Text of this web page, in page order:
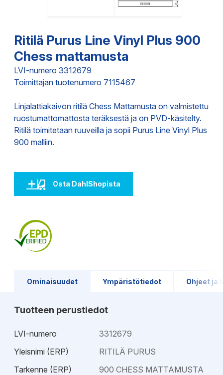
Ritilä Purus Line Vinyl Plus 900
Chess mattamusta
LVI-numero 3312679
Toimittajan tuotenumero 7115467
Linjalattiakaivon ritilä Chess Mattamusta on valmistettu
ruostumattomattosta teräksestä ja on PVD-käsitelty.
Ritilä toimitetaan ruuveilla ja sopii Purus Line Vinyl Plus
900 malliin.
Osta DahlShopista
Ominaisuudet Ympäristötiedot Ohjeet ja
Tuotteen perustiedot
LVI-numero
3312679
Yleisnimi (ERP)
RITILÄ PURUS
Tarkenne (ERP)
900 CHESS MATTAMUSTA